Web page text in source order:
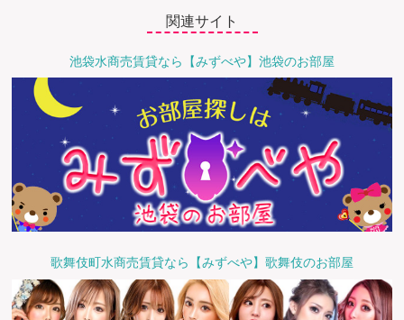
関連サイト
池袋水商売賃貸なら【みずべや】池袋のお部屋
歌舞伎町水商売賃貸なら【みずべや】歌舞伎のお部屋